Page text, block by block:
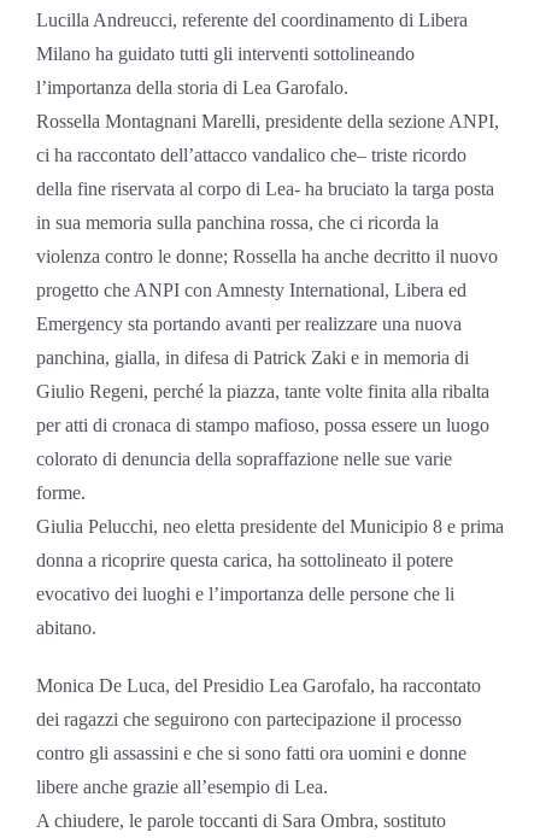
Lucilla Andreucci, referente del coordinamento di Libera
Milano ha guidato tutti gli interventi sottolineando
l’importanza della storia di Lea Garofalo.
Rossella Montagnani Marelli, presidente della sezione ANPI,
ci ha raccontato dell’attacco vandalico che– triste ricordo
della fine riservata al corpo di Lea- ha bruciato la targa posta
in sua memoria sulla panchina rossa, che ci ricorda la
violenza contro le donne; Rossella ha anche decritto il nuovo
progetto che ANPI con Amnesty International, Libera ed
Emergency sta portando avanti per realizzare una nuova
panchina, gialla, in difesa di Patrick Zaki e in memoria di
Giulio Regeni, perché la piazza, tante volte finita alla ribalta
per atti di cronaca di stampo mafioso, possa essere un luogo
colorato di denuncia della sopraffazione nelle sue varie
forme.
Giulia Pelucchi, neo eletta presidente del Municipio 8 e prima
donna a ricoprire questa carica, ha sottolineato il potere
evocativo dei luoghi e l’importanza delle persone che li
abitano.
Monica De Luca, del Presidio Lea Garofalo, ha raccontato
dei ragazzi che seguirono con partecipazione il processo
contro gli assassini e che si sono fatti ora uomini e donne
libere anche grazie all’esempio di Lea.
A chiudere, le parole toccanti di Sara Ombra, sostituto